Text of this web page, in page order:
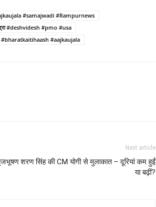
#samajwadi #Rampurnews
#deshvidesh #pmo #usa
#bharatkaitihaash #aajkaujala
Next article
शरण सिंह की CM योगी से मुलाकात – दूरियां कम हुईं
या बढ़ीं?